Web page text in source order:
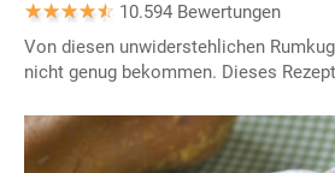
10.594 Bewertungen
Von diesen unwiderstehlichen
nicht genug bekommen. Dieses